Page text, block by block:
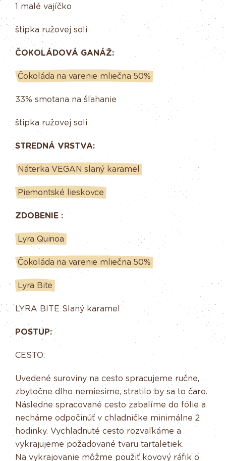
1 malé vajíčko
štipka ružovej soli
ČOKOLÁDOVÁ GANÁŽ:
Čokoláda na varenie mliečna 50%
33% smotana na šľahanie
štipka ružovej soli
STREDNÁ VRSTVA:
Náterka VEGAN slaný karamel
Piemontské lieskovce
ZDOBENIE :
Lyra Quinoa
Čokoláda na varenie mliečna 50%
Lyra Bite
LYRA BITE Slaný karamel
POSTUP:
CESTO:
Uvedené suroviny na cesto spracujeme ručne,
zbytočne dlho nemiesime, stratilo by sa to čaro.
Následne spracované cesto zabalíme do fólie a
necháme odpočinúť v chladničke minimálne 2
hodinky. Vychladnuté cesto rozvaľkáme a
vykrajujeme požadované tvaru tartaletiek.
Na vykrajovanie môžme použiť kovový ráfik o